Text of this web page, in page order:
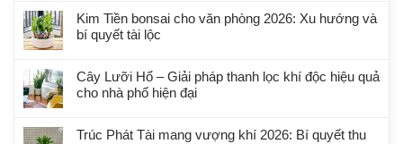
Kim Tiền bonsai cho văn phòng 2026: Xu hướng và
bí quyết tài lộc
Cây Lưỡi Hổ – Giải pháp thanh lọc khí độc hiệu quả
cho nhà phố hiện đại
Trúc Phát Tài mang vượng khí 2026: Bí quyết thu